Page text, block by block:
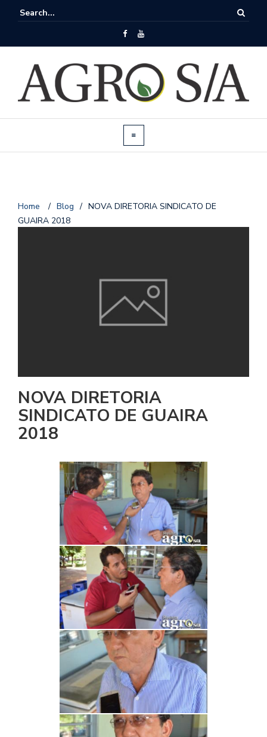
Home / Blog / NOVA DIRETORIA SINDICATO DE
GUAIRA 2018
NOVA DIRETORIA
SINDICATO DE GUAIRA
2018